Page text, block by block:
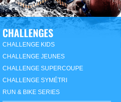
CHALLENGES
CHALLENGE KIDS
CHALLENGE JEUNES
CHALLENGE SUPERCOUPE
CHALLENGE SYMÉTRI
RUN & BIKE SERIES